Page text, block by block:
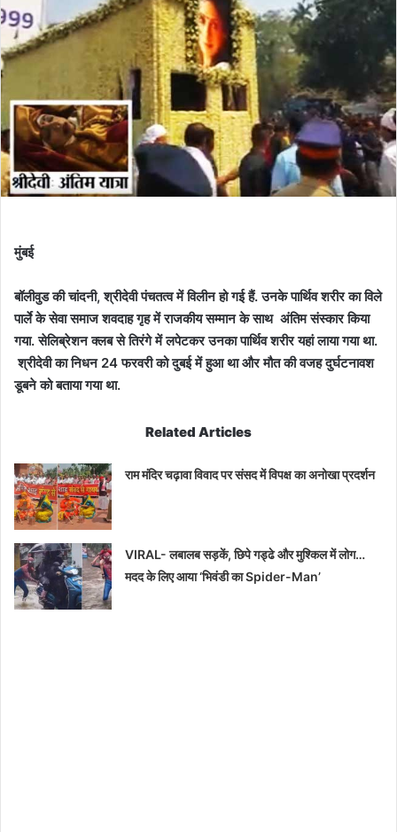
मुंबई
बॉलीवुड की चांदनी, श्रीदेवी पंचतत्व में विलीन हो गई हैं. उनके पार्थिव शरीर का विले
पार्ले के सेवा समाज शवदाह गृह में राजकीय सम्मान के साथ अंतिम संस्कार किया
गया. सेलिब्रेशन क्लब से तिरंगे में लपेटकर उनका पार्थिव शरीर यहां लाया गया था.
श्रीदेवी का निधन 24 फरवरी को दुबई में हुआ था और मौत की वजह दुर्घटनावश
डूबने को बताया गया था.
Related Articles
राम मंदिर चढ़ावा विवाद पर संसद में विपक्ष का अनोखा प्रदर्शन
VIRAL- लबालब सड़कें, छिपे गड्ढे और मुश्किल में लोग…
मदद के लिए आया ‘भिवंडी का Spider-Man’